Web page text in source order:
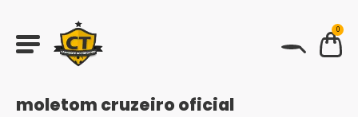
0
moletom cruzeiro oficial